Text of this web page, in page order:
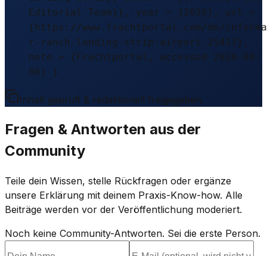
Editorial Team}}, year = {2026}, url =
{https://www.frachtportal.com/de/
r-ranch-landing-strip-airport-25417},
note = {Frachtportal, accessed 2026-08-
06} }
Inhalt geprüft & redaktionell freigegeben.
Fragen & Antworten aus der
Community
Teile dein Wissen, stelle Rückfragen oder ergänze
unsere Erklärung mit deinem Praxis-Know-how. Alle
Beiträge werden vor der Veröffentlichung moderiert.
Noch keine Community-Antworten. Sei die erste Person.